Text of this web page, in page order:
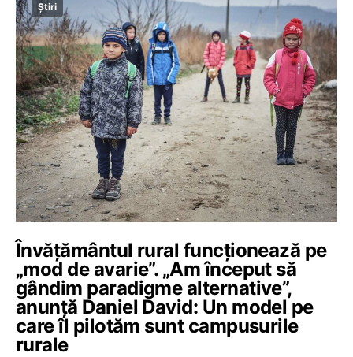
Știri
Învățământul rural funcționează pe
„mod de avarie”. „Am început să
gândim paradigme alternative”,
anunță Daniel David: Un model pe
care îl pilotăm sunt campusurile
rurale